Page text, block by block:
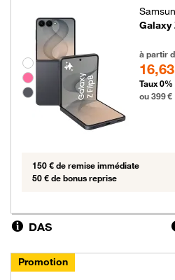
Groupe de couleurs disponibles
Galaxy
à partir
Taux 0%
ou 399 €
150 € de remise immédiate
50 € de bonus reprise
DAS
Promotion